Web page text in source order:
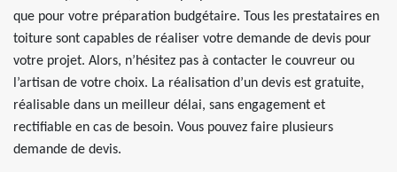
que pour votre préparation budgétaire. Tous les prestataires en
toiture sont capables de réaliser votre demande de devis pour
votre projet. Alors, n’hésitez pas à contacter le couvreur ou
l’artisan de votre choix. La réalisation d’un devis est gratuite,
réalisable dans un meilleur délai, sans engagement et
rectifiable en cas de besoin. Vous pouvez faire plusieurs
demande de devis.